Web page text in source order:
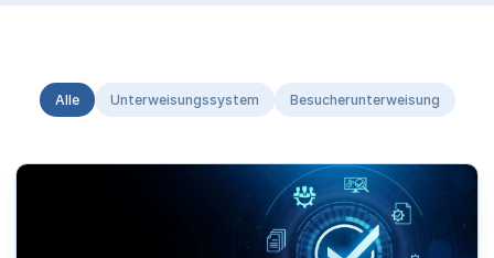
Alle Unterweisungssystem Besucherunterweisung